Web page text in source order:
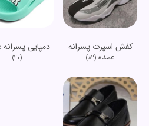
کفش اسپرت پسرانه
عمده(82)
دمپایی
(20)